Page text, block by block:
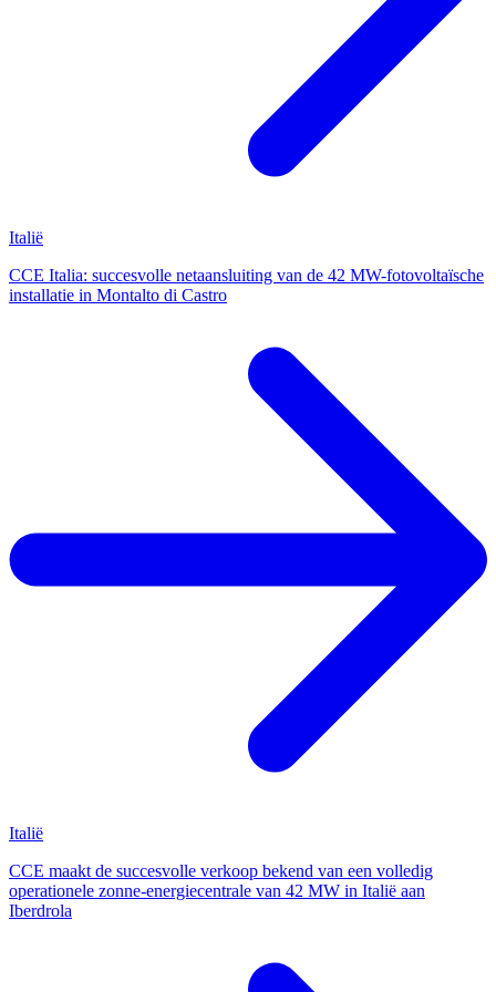
Italië
CCE Italia: succesvolle netaansluiting van de 42 MW-fotovoltaïsche
installatie in Montalto di Castro
Italië
CCE maakt de succesvolle verkoop bekend van een volledig
operationele zonne-energiecentrale van 42 MW in Italië aan
Iberdrola